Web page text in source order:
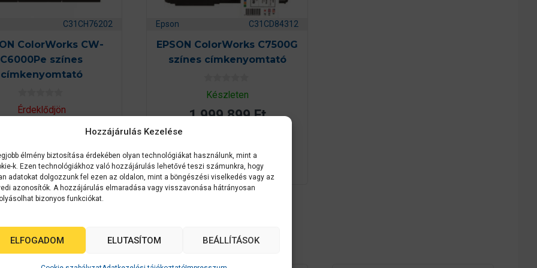
Hozzájárulás Kezelése
élmény biztosítása érdekében olyan technológiákat használunk, mint a
k. Ezen technológiákhoz való hozzájárulás lehetővé teszi számunkra, hogy
adatokat dolgozzunk fel ezen az oldalon, mint a böngészési viselkedés vagy az
azonosítók. A hozzájárulás elmaradása vagy visszavonása hátrányosan
bizonyos funkciókat.
ELFOGADOM ELUTASÍTOM BEÁLLÍTÁSOK
C31CH76202
ColorWorks CW-
C6000Pe színes
címkenyomtató
0
a
ő
l
Érdeklődjön
KÉREK
Epson C31CD84312
EPSON ColorWorks C7500G
színes címkenyomtató
0
a
5
Készleten
1 999 899Ft
KOSÁRBA TESZEM